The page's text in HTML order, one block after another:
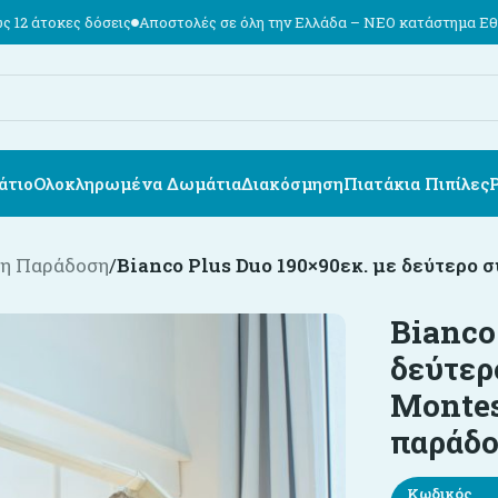
σε όλη την Ελλάδα – ΝΕΟ κατάστημα Εθν. Αντιστάσεως 74,
Ολοκληρωμένα ΔωμάτιαΔιακόσμησηΠιατάκια Πιπίλες
Παράδοση/Bianco Plus Duo 190×90εκ. με δεύτερο
Κωδικός